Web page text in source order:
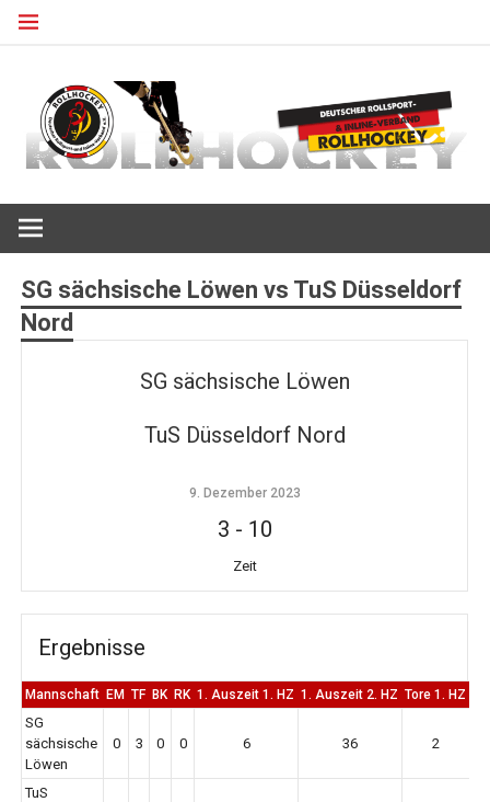
Zum
SG sächsische Löwen vs TuS Düsseldorf
Nord
SG sächsische Löwen
TuS Düsseldorf Nord
9. Dezember 2023
3 - 10
Zeit
Ergebnisse
Mannschaft EM TF BK RK 1. Auszeit 1. HZ 1. Auszeit 2. HZ Tore 1. HZ
SG
sächsische
Löwen
0 3 0 0 6 36 2
TuS